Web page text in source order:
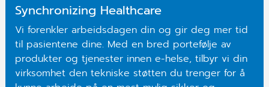
Synchronizing Healthcare
Vi forenkler arbeidsdagen din og gir deg mer tid
til pasientene dine. Med en bred portefølje av
produkter og tjenester innen e-helse, tilbyr vi din
virksomhet den tekniske støtten du trenger for å